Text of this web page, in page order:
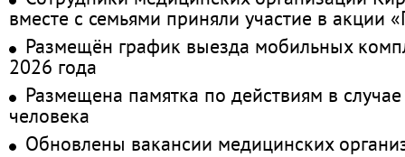
вместе с семьями приняли участие в акции
Размещён график выезда мобильных
2026 года
Размещена памятка по действиям в
человека
Обновлены вакансии медицинских